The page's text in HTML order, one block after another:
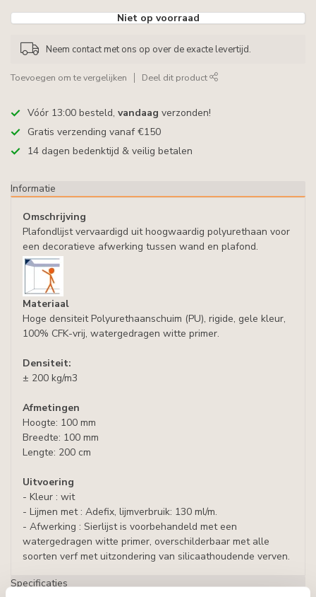
Niet op voorraad
Neem contact met ons op over de exacte levertijd.
Toevoegen om te vergelijken Deel dit product
Vóór 13:00 besteld, vandaag verzonden!
Gratis verzending vanaf €150
14 dagen bedenktijd & veilig betalen
Informatie
Omschrijving
Plafondlijst vervaardigd uit hoogwaardig polyurethaan voor
een decoratieve afwerking tussen wand en plafond.
Materiaal
Hoge densiteit Polyurethaanschuim (PU), rigide, gele kleur,
100% CFK-vrij, watergedragen witte primer.
Densiteit:
± 200 kg/m3
Afmetingen
Hoogte: 100 mm
Breedte: 100 mm
Lengte: 200 cm
Uitvoering
- Kleur : wit
- Lijmen met : Adefix, lijmverbruik: 130 ml/m.
- Afwerking : Sierlijst is voorbehandeld met een
watergedragen witte primer, overschilderbaar met alle
soorten verf met uitzondering van silicaathoudende verven.
Specificaties